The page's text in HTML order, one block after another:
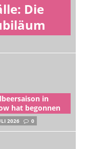
Die
in
hat begonnen
2026 0